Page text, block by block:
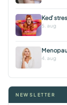
Keď
5. aug
4. aug
NEWSLETTER